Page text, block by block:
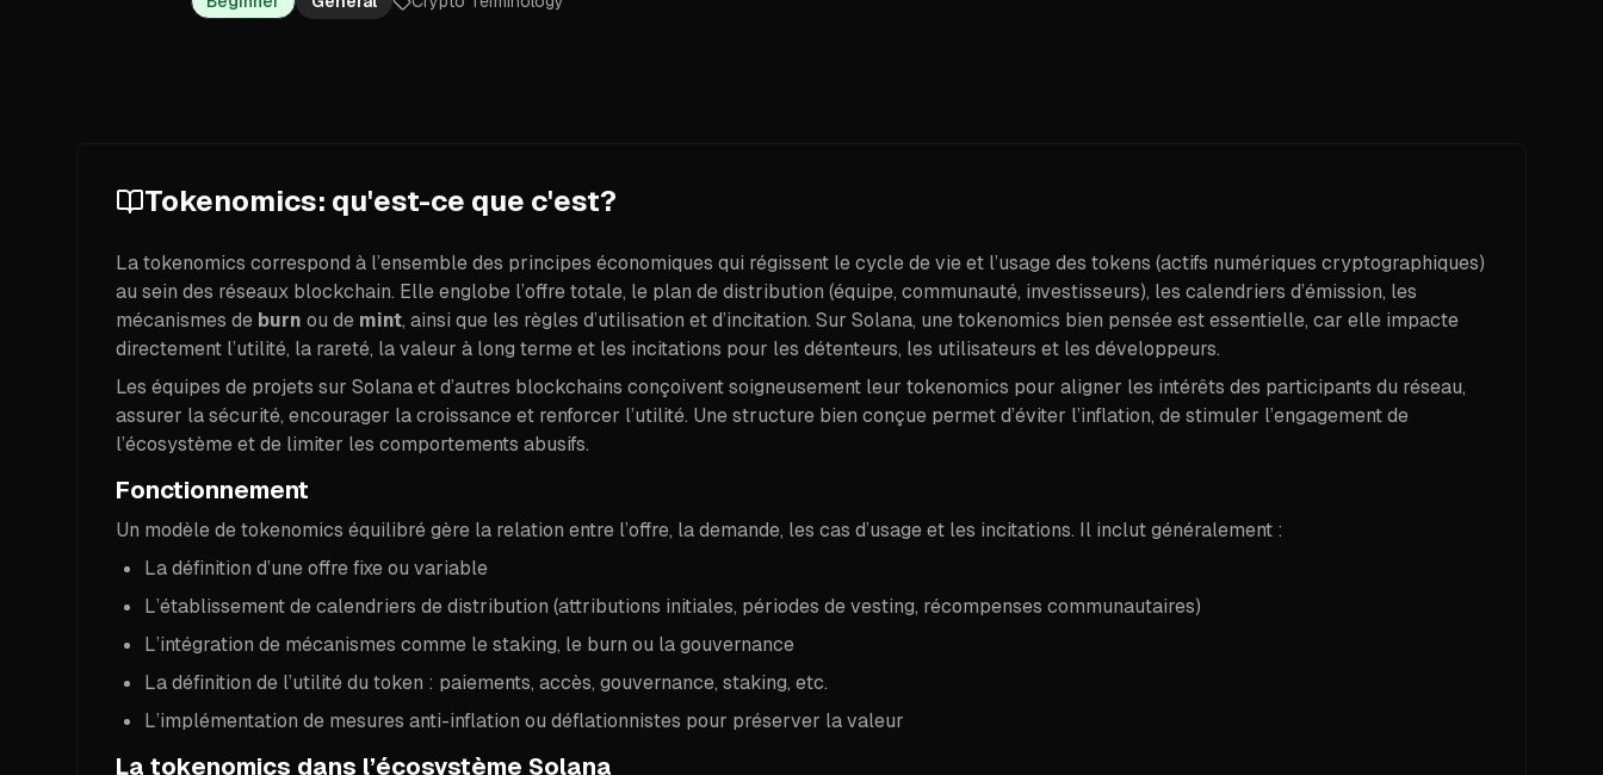
Tokenomics: qu'est-ce que c'est?
La tokenomics correspond à l’ensemble des principes économiques qui régissent le cycle de vie et l’usage des tokens (actifs numériques cryptographiques)
au sein des réseaux blockchain. Elle englobe l’offre totale, le plan de distribution (équipe, communauté, investisseurs), les calendriers d’émission, les
mécanismes de burn ou de mint, ainsi que les règles d’utilisation et d’incitation. Sur Solana, une tokenomics bien pensée est essentielle, car elle impacte
directement l’utilité, la rareté, la valeur à long terme et les incitations pour les détenteurs, les utilisateurs et les développeurs.
Les équipes de projets sur Solana et d’autres blockchains conçoivent soigneusement leur tokenomics pour aligner les intérêts des participants du réseau,
assurer la sécurité, encourager la croissance et renforcer l’utilité. Une structure bien conçue permet d’éviter l’inflation, de stimuler l’engagement de
l’écosystème et de limiter les comportements abusifs.
Fonctionnement
Un modèle de tokenomics équilibré gère la relation entre l’offre, la demande, les cas d’usage et les incitations. Il inclut généralement :
La définition d’une offre fixe ou variable
L’établissement de calendriers de distribution (attributions initiales, périodes de vesting, récompenses communautaires)
L’intégration de mécanismes comme le staking, le burn ou la gouvernance
La définition de l’utilité du token : paiements, accès, gouvernance, staking, etc.
L’implémentation de mesures anti-inflation ou déflationnistes pour préserver la valeur
La tokenomics dans l’écosystème Solana